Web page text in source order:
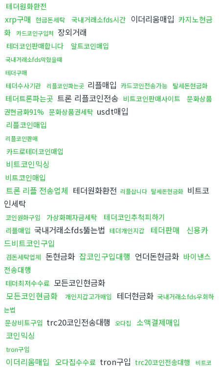
테더원화환전
xrp구매 현금돈세탁 국내거래소fds시간 이더리움매입 카지노현금
화
카드코인구입처 장외거래
테더코인판매합니다 알트코인매입
국내거래소fds막혔을때
테더구매
테더수사기관 리플코인파는곳 리플매입 카드코인전송가능 탈세돈현금화
테더트론파는곳 트론 리플코인전송 비트코인판매사이트
문화상품
권현금화91% 문화상품권세탁 usdt매입
리플코인매입
리플코인판매
카드로테더코인매입
비트코인믹싱
비트코인매입
트론 리플 전송업체 테더원화환전 리플삽니다 탈세돈현금화 비트코
인세탁
코인원화구입 가상화폐자금세탁 테더코인추척피하기
리플매입 국내거래소fds뚫는법 테더개인지갑 테더판매
신용카
드비트코인구입
검돈세탁업체 돈현금화 잡코인구입대행 언더돈현금화 바이낸스
전송대행
테더최저수수료 모든코인현금화
모든코인현금화
개인지갑고가매입 테더현금화 국내거래소fds우회하
는법
문상비트구입 trc20코인전송대행 오다집
소액결제매입
코인믹싱
tron구입
이더리움매입 오다집수수료 tron구입 trc20코인전송대행
비트코